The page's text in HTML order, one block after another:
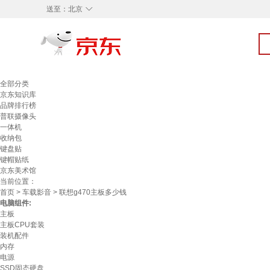
◇
送至： 北京
全部分类
京东知识库
品牌排行榜
普联摄像头
一体机
收纳包
键盘贴
键帽贴纸
京东美术馆
当前位置：
首页 > 车载影音 > 联想g470主板多少钱
电脑组件:
主板
主板CPU套装
装机配件
内存
电源
SSD固态硬盘